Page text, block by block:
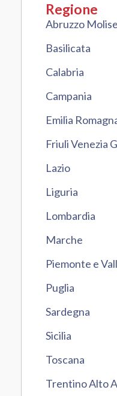
Regione
Abruzzo Molise
Basilicata
Calabria
Campania
Emilia
Friuli Venezia
Lazio
Liguria
Lombardia
Marche
Piemonte e
Puglia
Sardegna
Sicilia
Toscana
Trentino Alto